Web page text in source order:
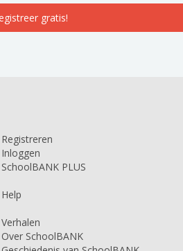
gratis!
Registreren
Inloggen
SchoolBANK PLUS
Help
Verhalen
Over SchoolBANK